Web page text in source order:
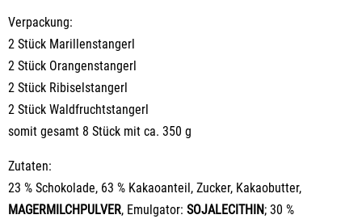
Verpackung:
2 Stück Marillenstangerl
2 Stück Orangenstangerl
2 Stück Ribiselstangerl
2 Stück Waldfruchtstangerl
somit gesamt 8 Stück mit ca. 350 g
Zutaten:
23 % Schokolade, 63 % Kakaoanteil, Zucker, Kakaobutter,
MAGERMILCHPULVER, Emulgator: SOJALECITHIN; 30 %